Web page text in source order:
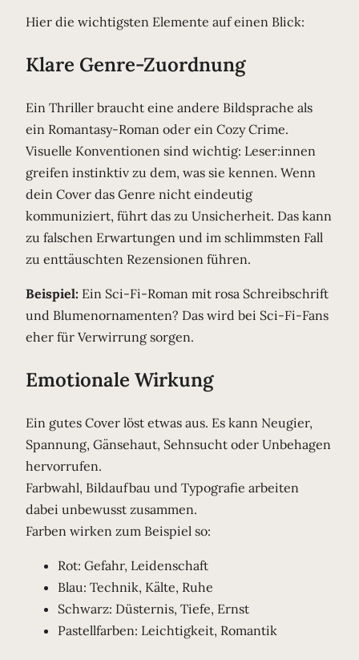
Hier die wichtigsten Elemente auf einen Blick:
Klare Genre-Zuordnung
Ein Thriller braucht eine andere Bildsprache als
ein Romantasy-Roman oder ein Cozy Crime.
Visuelle Konventionen sind wichtig: Leser:innen
greifen instinktiv zu dem, was sie kennen. Wenn
dein Cover das Genre nicht eindeutig
kommuniziert, führt das zu Unsicherheit. Das kann
zu falschen Erwartungen und im schlimmsten Fall
zu enttäuschten Rezensionen führen.
Beispiel: Ein Sci-Fi-Roman mit rosa Schreibschrift
und Blumenornamenten? Das wird bei Sci-Fi-Fans
eher für Verwirrung sorgen.
Emotionale Wirkung
Ein gutes Cover löst etwas aus. Es kann Neugier,
Spannung, Gänsehaut, Sehnsucht oder Unbehagen
hervorrufen.
Farbwahl, Bildaufbau und Typografie arbeiten
dabei unbewusst zusammen.
Farben wirken zum Beispiel so:
Rot: Gefahr, Leidenschaft
Blau: Technik, Kälte, Ruhe
Schwarz: Düsternis, Tiefe, Ernst
Pastellfarben: Leichtigkeit, Romantik